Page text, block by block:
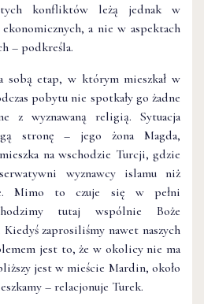
tych konfliktów leżą jednak w
a nie w aspektach
– podkreśla.
sobą etap, w którym mieszkał w
pobytu nie spotkały go żadne
z wyznawaną religią. Sytuacja
stronę – jego żona Magda,
na wschodzie Turcji, gdzie
wyznawcy islamu niż
Mimo to czuje się w pełni
tutaj wspólnie Boże
zaprosiliśmy nawet naszych
jest to, że w okolicy nie ma
jest w mieście Mardin, około
– relacjonuje Turek.